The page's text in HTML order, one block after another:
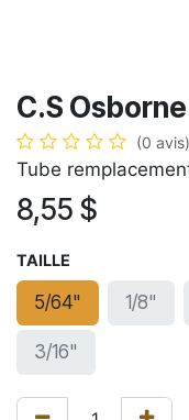
C.S
(0 avis)
Tube
8,55 $
TAILLE
5/64" 1/8"
3/16"